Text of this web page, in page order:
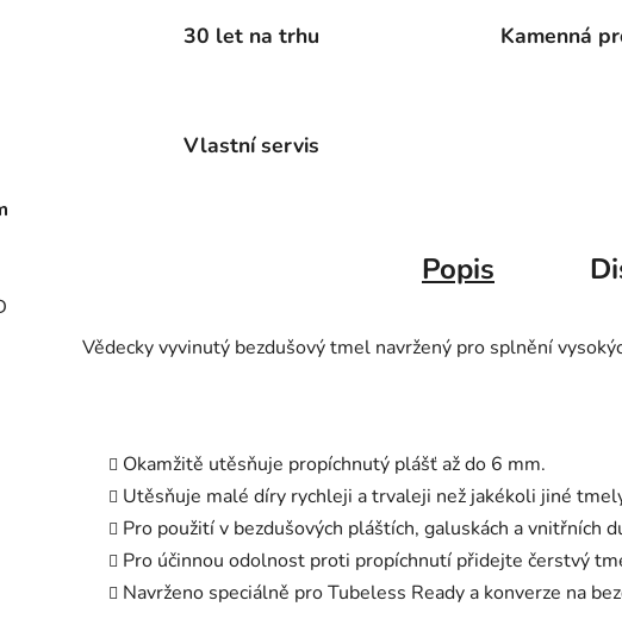
30 let na trhu Kamenná
Vlastní servis
Popis
Vědecky vyvinutý bezdušový tmel navržený pro splnění
Okamžitě utěsňuje propíchnutý plášť až do 6 mm.
Utěsňuje malé díry rychleji a trvaleji než jakékoli jiné
Pro použití v bezdušových pláštích, galuskách a vnitřních
Pro účinnou odolnost proti propíchnutí přidejte čerstvý
Navrženo speciálně pro Tubeless Ready a konverze na